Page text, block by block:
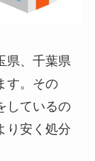
県、千葉県
す。その
しているの
り安く処分